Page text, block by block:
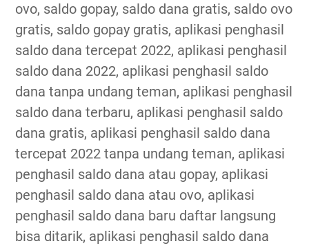
ovo, saldo gopay, saldo dana gratis, saldo ovo
gratis, saldo gopay gratis, aplikasi penghasil
saldo dana tercepat 2022, aplikasi penghasil
saldo dana 2022, aplikasi penghasil saldo
dana tanpa undang teman, aplikasi penghasil
saldo dana terbaru, aplikasi penghasil saldo
dana gratis, aplikasi penghasil saldo dana
tercepat 2022 tanpa undang teman, aplikasi
penghasil saldo dana atau gopay, aplikasi
penghasil saldo dana atau ovo, aplikasi
penghasil saldo dana baru daftar langsung
bisa ditarik, aplikasi penghasil saldo dana